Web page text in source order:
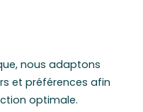
nous adaptons
et préférences afin
optimale.